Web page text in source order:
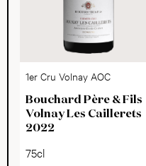
1er Cru Volnay AOC
Bouchard Père & Fils
Volnay Les Caillerets
2022
75cl